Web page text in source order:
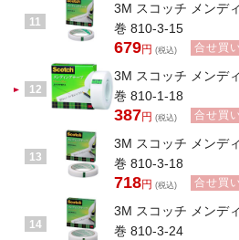
11
3M スコッチ メンデ
巻 810-3-15
679円 (税込) 合せ買
12
3M スコッチ メンデ
巻 810-1-18
387円 (税込) 合せ買
13
3M スコッチ メンデ
巻 810-3-18
718円 (税込) 合せ買
14
3M スコッチ メンデ
巻 810-3-24